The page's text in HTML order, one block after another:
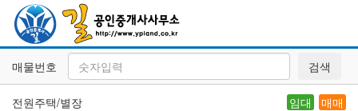
매물번호 검색
전원주택/별장 임대 매매